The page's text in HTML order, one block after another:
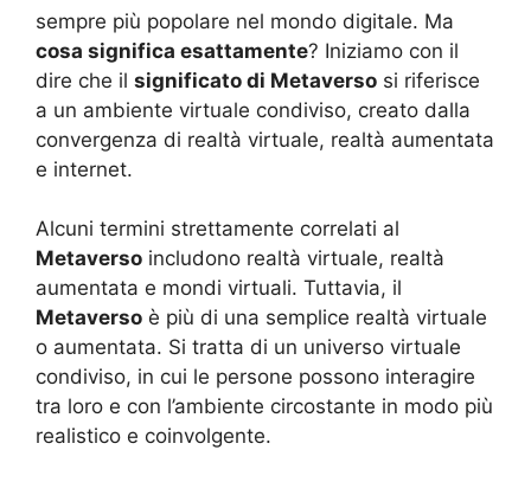
sempre più popolare nel mondo digitale. Ma
cosa significa esattamente? Iniziamo con il
dire che il significato di Metaverso si riferisce
a un ambiente virtuale condiviso, creato dalla
convergenza di realtà virtuale, realtà aumentata
e internet.
Alcuni termini strettamente correlati al
Metaverso includono realtà virtuale, realtà
aumentata e mondi virtuali. Tuttavia, il
Metaverso è più di una semplice realtà virtuale
o aumentata. Si tratta di un universo virtuale
condiviso, in cui le persone possono interagire
tra loro e con l’ambiente circostante in modo più
realistico e coinvolgente.